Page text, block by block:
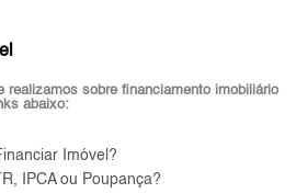
realizamos sobre financiamento imobiliário
abaixo:
Imóvel?
IPCA ou Poupança?